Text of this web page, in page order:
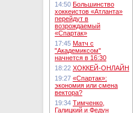
14:50 Большинство
хоккеистов «Атланта»
перейдут в
возрождаемый
«Спартак»
17:45 Матч с
"Академиксом"
начнется в 16:30
18:22 ХОККЕЙ-ОНЛАЙН
19:27 «Спартак»:
экономия или смена
вектора?
19:34 Тимченко,
Галицкий и Федун